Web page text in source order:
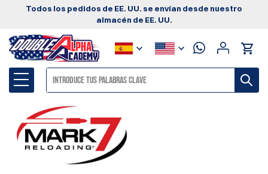
Todos los pedidos de EE. UU. se envían desde nuestro
almacén de EE. UU.